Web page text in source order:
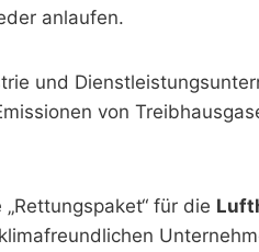
anlaufen.
und
von
für die